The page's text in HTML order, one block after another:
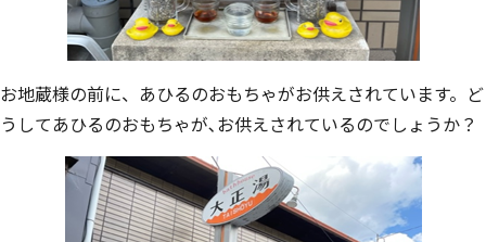
お地蔵様の前に、あひるのおもちゃがお供えされています。ど
うしてあひるのおもちゃが､お供えされているのでしょうか？